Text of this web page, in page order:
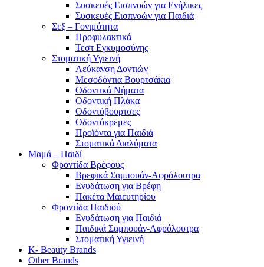
Συσκευές Εισπνοών για Ενήλικες
Συσκευές Εισπνοών για Παιδιά
Σεξ – Γονιμότητα
Προφυλακτικά
Τεστ Εγκυμοσύνης
Στοματική Υγιεινή
Λεύκανση Δοντιών
Μεσοδόντια Βουρτσάκια
Οδοντικά Νήματα
Οδοντική Πλάκα
Οδοντόβουρτσες
Οδοντόκρεμες
Προϊόντα για Παιδιά
Στοματικά Διαλύματα
Μαμά – Παιδί
Φροντίδα Βρέφους
Βρεφικά Σαμπουάν-Αφρόλουτρα
Ενυδάτωση για Βρέφη
Πακέτα Μαιευτηρίου
Φροντίδα Παιδιού
Ενυδάτωση για Παιδιά
Παιδικά Σαμπουάν-Αφρόλουτρα
Στοματική Υγιεινή
K- Beauty Brands
Other Brands